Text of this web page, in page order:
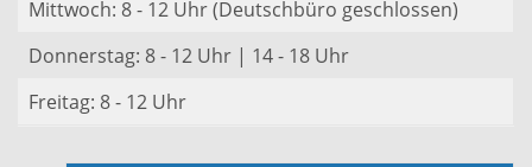
Mittwoch: 8 - 12 Uhr (Deutschbüro geschlossen)
Donnerstag: 8 - 12 Uhr | 14 - 18 Uhr
Freitag: 8 - 12 Uhr